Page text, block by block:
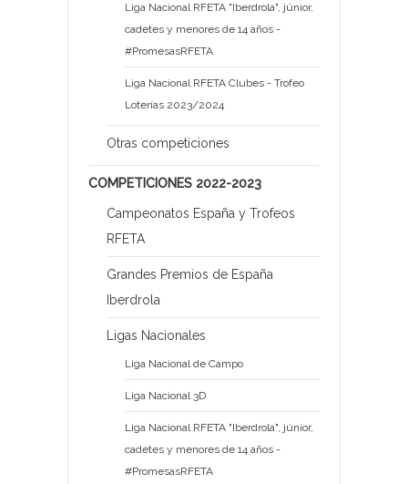
Liga Nacional RFETA "Iberdrola", júnior,
cadetes y menores de 14 años -
#PromesasRFETA
Liga Nacional RFETA Clubes - Trofeo
Loterías 2023/2024
Otras competiciones
COMPETICIONES 2022-2023
Campeonatos España y Trofeos
RFETA
Grandes Premios de España
Iberdrola
Ligas Nacionales
Liga Nacional de Campo
Liga Nacional 3D
Liga Nacional RFETA "Iberdrola", júnior,
cadetes y menores de 14 años -
#PromesasRFETA